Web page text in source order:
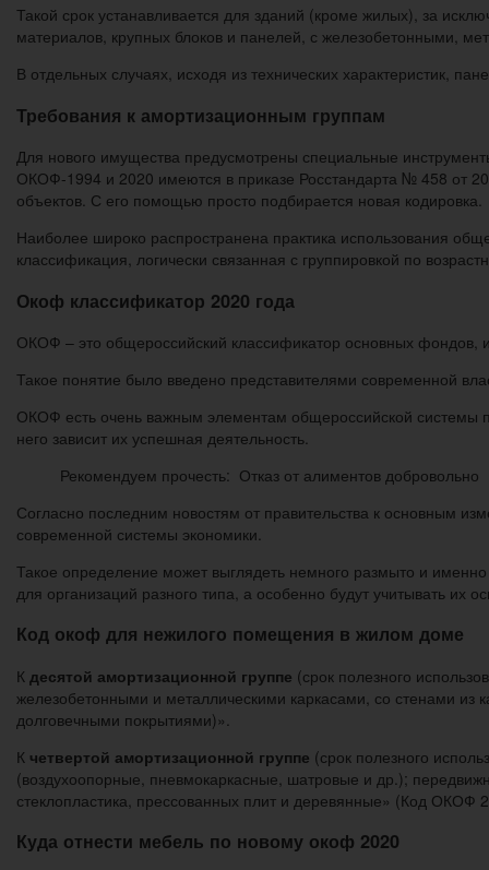
Такой срок устанавливается для зданий (кроме жилых), за
материалов, крупных блоков и панелей, с железобетонными,
В отдельных случаях, исходя из технических характеристик,
Требования к амортизационным группам
Для нового имущества предусмотрены специальные
ОКОФ-1994 и 2020 имеются в приказе Росстандарта № 458 от
объектов. С его помощью просто подбирается новая кодировка.
Наиболее широко распространена практика использования
классификация, логически связанная с группировкой по
Окоф классификатор 2020 года
ОКОФ – это общероссийский классификатор основных
Такое понятие было введено представителями современной
ОКОФ есть очень важным элементам общероссийской системы
него зависит их успешная деятельность.
Рекомендуем прочесть: Отказ от алиментов добровольно
Согласно последним новостям от правительства к основным
современной системы экономики.
Такое определение может выглядеть немного размыто и
для организаций разного типа, а особенно будут учитывать
Код окоф для нежилого помещения в жилом доме
К десятой амортизационной группе (срок полезного
железобетонными и металлическими каркасами, со стенами
долговечными покрытиями)».
К четвертой амортизационной группе (срок полезного
(воздухоопорные, пневмокаркасные, шатровые и др.);
стеклопластика, прессованных плит и деревянные» (Код ОКОФ
Куда отнести мебель по новому окоф 2020